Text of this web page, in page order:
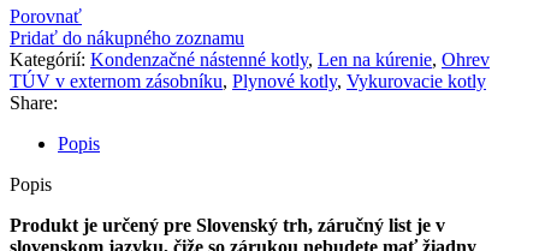
Porovnať
Pridať do nákupného zoznamu
Kategórií: Kondenzačné nástenné kotly, Len na kúrenie, Ohrev
TÚV v externom zásobníku, Plynové kotly, Vykurovacie kotly
Share:
Popis
Popis
Produkt je určený pre Slovenský trh, záručný list je v
slovenskom jazyku, čiže so zárukou nebudete mať žiadny